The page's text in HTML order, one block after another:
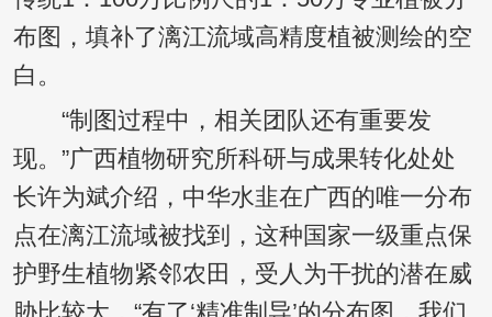
布图，填补了漓江流域高精度植被测绘的空
白。
“制图过程中，相关团队还有重要发
现。”广西植物研究所科研与成果转化处处
长许为斌介绍，中华水韭在广西的唯一分布
点在漓江流域被找到，这种国家一级重点保
护野生植物紧邻农田，受人为干扰的潜在威